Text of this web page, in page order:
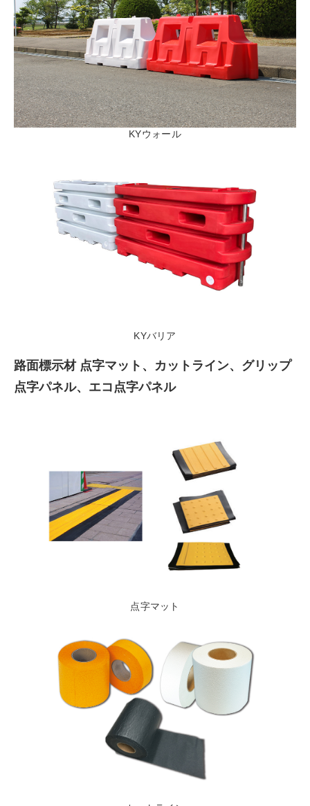
KYウォール
KYバリア
路面標示材 点字マット、カットライン、グリップ
点字パネル、エコ点字パネル
点字マット